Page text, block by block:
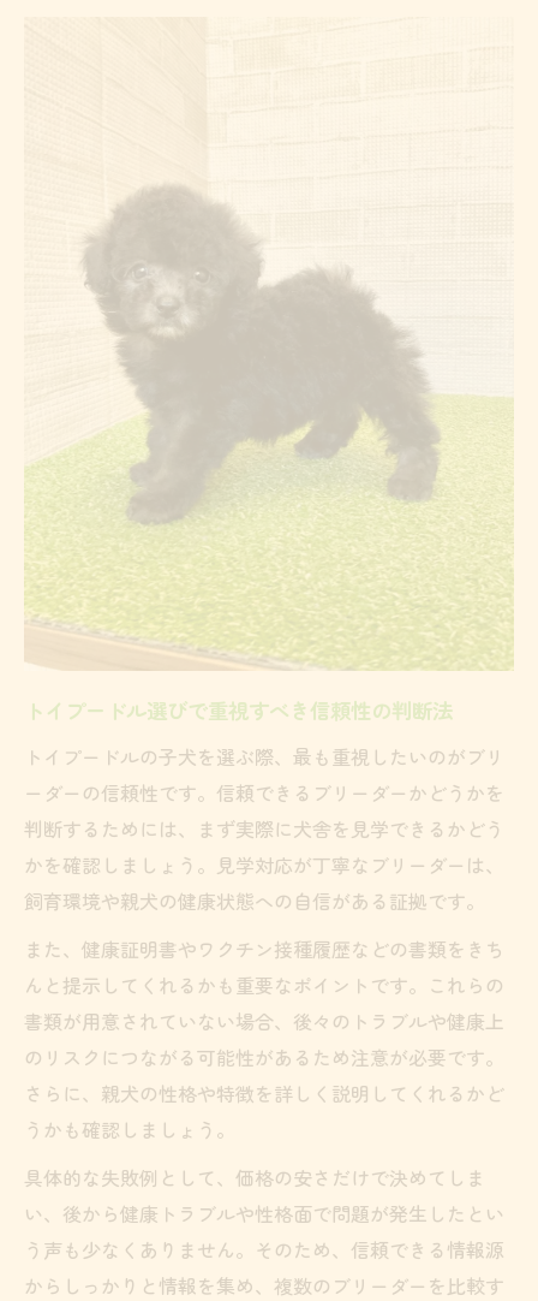
は
安いトイプードルの落とし穴と安全な選び
方
譲ります情報の活用と信頼性の見分け方
熊本県内で無料子犬を探す際のリスク管理
みんなのブリーダー活用術を伝授
みんなのブリーダーでトイプードル比較の
極意
トイプードル掲載数や口コミを活かす検索
術
熊本でのトイプードル探しに活用したい便
ブリーダー情報から分かる安心ポイントの
見極め
みんなのブリーダーで悪質情報を避けるコ
ツ
安心と納得を叶える子犬選び方法
トイプードル選びで重視すべき安心材料と
は
納得できるトイプードル選定の比較ポイン
ト
譲り受け時のトイプードル健康チェック必
須事項
無料や安い情報の真偽を見抜くための視点
家族に合うトイプードルを見極めるポイン
ト
価格だけで決めない譲り受けの注意点
トイプードル選びで重視すべき信頼性の判断法
トイプードルの子犬を選ぶ際、最も重視したいのがブリ
ーダーの信頼性です。信頼できるブリーダーかどうかを
判断するためには、まず実際に犬舎を見学できるかどう
かを確認しましょう。見学対応が丁寧なブリーダーは、
飼育環境や親犬の健康状態への自信がある証拠です。
また、健康証明書やワクチン接種履歴などの書類をきち
んと提示してくれるかも重要なポイントです。これらの
書類が用意されていない場合、後々のトラブルや健康上
のリスクにつながる可能性があるため注意が必要です。
さらに、親犬の性格や特徴を詳しく説明してくれるかど
うかも確認しましょう。
具体的な失敗例として、価格の安さだけで決めてしま
い、後から健康トラブルや性格面で問題が発生したとい
う声も少なくありません。そのため、信頼できる情報源
からしっかりと情報を集め、複数のブリーダーを比較す